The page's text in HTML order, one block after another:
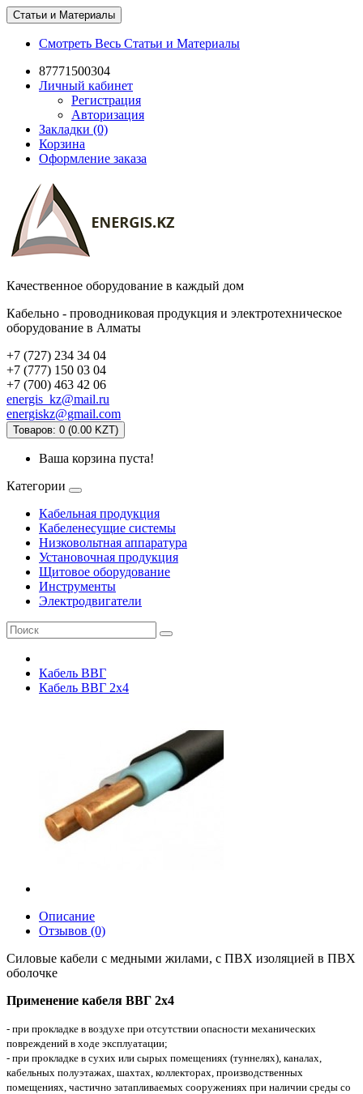
Статьи и Материалы
Смотреть Весь Статьи и Материалы
87771500304
Личный кабинет
Регистрация
Авторизация
Закладки (0)
Корзина
Оформление заказа
Качественное оборудование в каждый дом
Кабельно - проводниковая продукция и электротехническое
оборудование в Алматы
+7 (727) 234 34 04
+7 (777) 150 03 04
+7 (700) 463 42 06
energis_kz@mail.ru
energiskz@gmail.com
Товаров: 0 (0.00 KZT)
Ваша корзина пуста!
Категории
Кабельная продукция
Кабеленесущие системы
Низковольтная аппаратура
Установочная продукция
Щитовое оборудование
Инструменты
Электродвигатели
Кабель ВВГ
Кабель ВВГ 2х4
Описание
Отзывов (0)
Силовые кабели с медными жилами, с ПВХ изоляцией в ПВХ
оболочке
Применение кабеля ВВГ 2х4
- при прокладке в воздухе при отсутствии опасности механических
повреждений в ходе эксплуатации;
- при прокладке в сухих или сырых помещениях (туннелях), каналах,
кабельных полуэтажах, шахтах, коллекторах, производственных
помещениях, частично затапливаемых сооружениях при наличии среды со